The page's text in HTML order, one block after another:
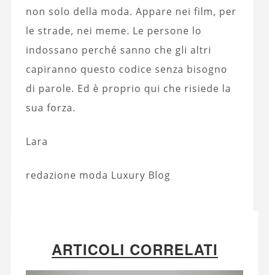
non solo della moda. Appare nei film, per
le strade, nei meme. Le persone lo
indossano perché sanno che gli altri
capiranno questo codice senza bisogno
di parole. Ed è proprio qui che risiede la
sua forza.
Lara
redazione moda Luxury Blog
ARTICOLI CORRELATI